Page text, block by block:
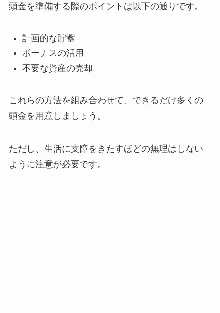
頭金を準備する際のポイントは以下の通りです。
計画的な貯蓄
ボーナスの活用
不要な資産の売却
これらの方法を組み合わせて、できるだけ多くの
頭金を用意しましょう。
ただし、生活に支障をきたすほどの無理はしない
ように注意が必要です。